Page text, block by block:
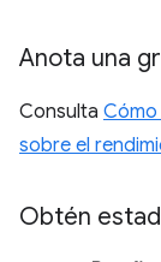
Anota una
Consulta
sobre el
Obtén